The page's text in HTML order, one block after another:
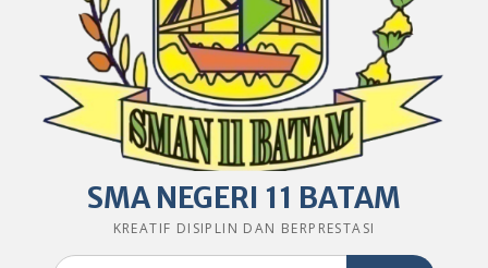
SMA NEGERI 11 BATAM
KREATIF DISIPLIN DAN BERPRESTASI